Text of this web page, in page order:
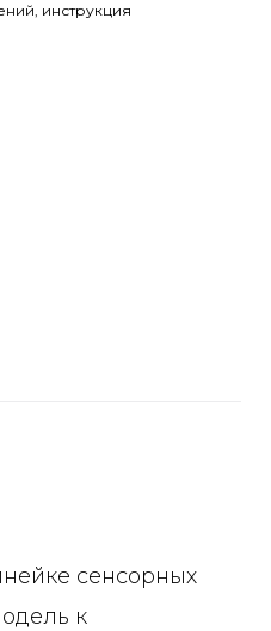
инструкция
сенсорных
к